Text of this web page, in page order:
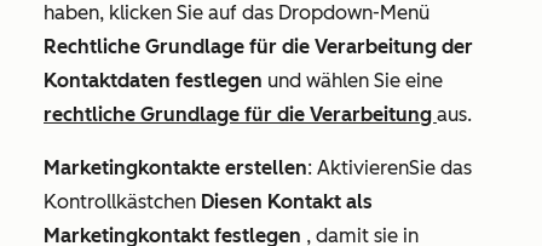
haben, klicken Sie auf das Dropdown-Menü
Rechtliche Grundlage für die Verarbeitung der
Kontaktdaten festlegen und wählen Sie eine
rechtliche Grundlage für die Verarbeitung aus.
Marketingkontakte erstellen: AktivierenSie das
Kontrollkästchen Diesen Kontakt als
Marketingkontakt festlegen , damit sie in